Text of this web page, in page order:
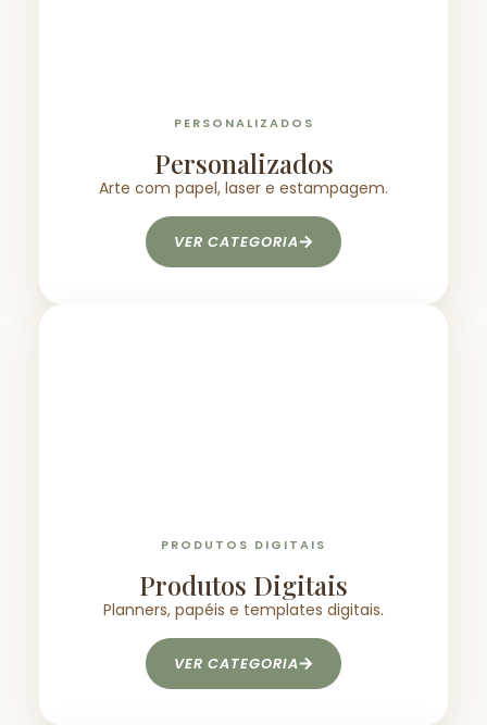
PERSONALIZADOS
Personalizados
Arte com papel, laser e estampagem.
VER CATEGORIA
PRODUTOS DIGITAIS
Produtos Digitais
Planners, papéis e templates digitais.
VER CATEGORIA